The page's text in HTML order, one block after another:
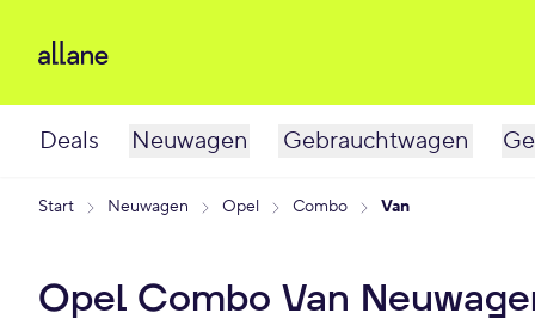
Deals Neuwagen Gebrauchtwagen
Start Neuwagen Opel Combo Van
Opel Combo Van